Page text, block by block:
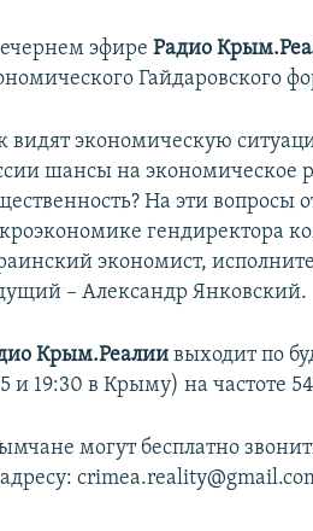
эфиреРадио
Гайдаровского
видят экономическую
шансы на экономическое
На эти вопросы
гендиректора
экономист,
– Александр Янковский.
Крым.Реалии выходит по
и 19:30 в Крыму) на частоте
могут бесплатно